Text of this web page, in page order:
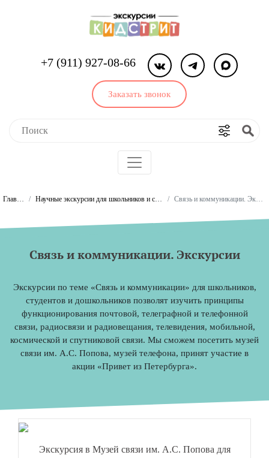
+7 (911) 927-08-66
Заказать звонок
Главная Научные экскурсии для школьников и студентов Связь и коммуникации. Экскурсии
Связь и коммуникации. Экскурсии
Экскурсии по теме «Связь и коммуникации» для школьников,
студентов и дошкольников позволят изучить принципы
функционирования почтовой, телеграфной и телефонной
связи, радиосвязи и радиовещания, телевидения, мобильной,
космической и спутниковой связи. Мы сможем посетить музей
связи им. А.С. Попова, музей телефона, принят участие в
акции «Привет из Петербурга».
Экскурсия в Музей связи им. А.С. Попова для